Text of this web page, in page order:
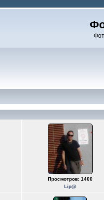
Просмотров: 1400
Lip@